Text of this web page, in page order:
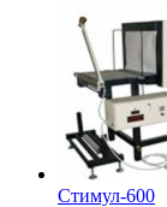
Стимул-600